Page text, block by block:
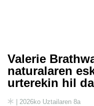
Valerie
naturalaren
urterekin hil da
| 2026ko Uztailaren 8a